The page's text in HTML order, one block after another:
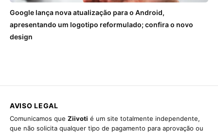
Google lança nova atualização para o Android,
apresentando um logotipo reformulado; confira o novo
design
AVISO LEGAL
Comunicamos que Ziivoti é um site totalmente independente,
que não solicita qualquer tipo de pagamento para aprovação ou